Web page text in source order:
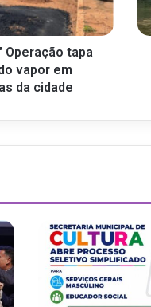
Operação tapa
vapor em
da cidade